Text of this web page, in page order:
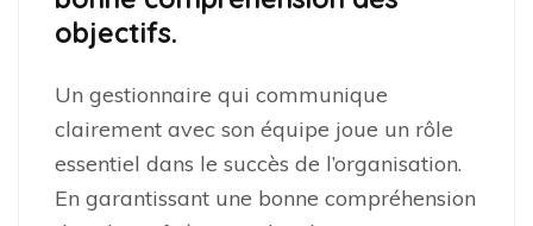
objectifs.
Un gestionnaire qui communique
clairement avec son équipe joue un rôle
essentiel dans le succès de l’organisation.
En garantissant une bonne compréhension